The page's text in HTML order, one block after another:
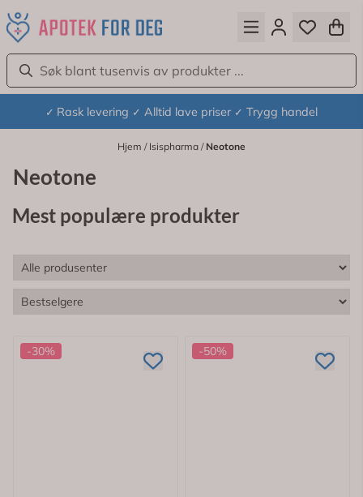
Hopp til innhold
✓ Rask levering ✓ Alltid lave priser ✓ Trygg handel
Hjem / Isispharma / Neotone
Neotone
Mest populære produkter
-30% -50%